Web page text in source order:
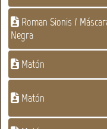
Roman Sionis /
Negra
Matón
Matón